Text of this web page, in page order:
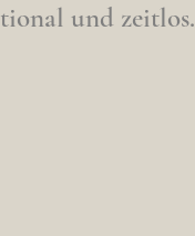
und zeitlos.